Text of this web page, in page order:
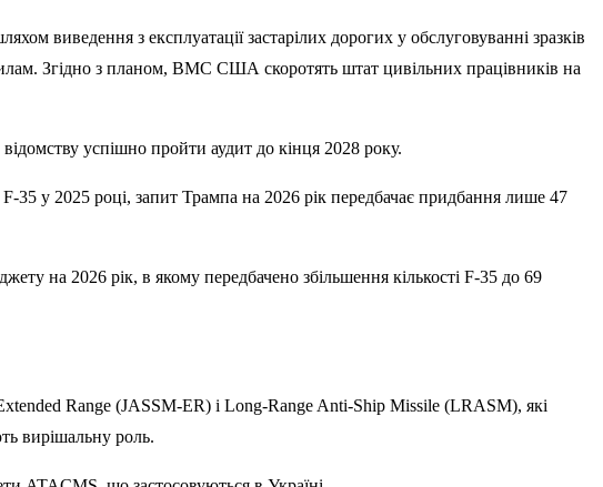
виведення з експлуатації застарілих дорогих у обслуговуванні зразків
Згідно з планом, ВМС США скоротять штат цивільних працівників на
успішно пройти аудит до кінця 2028 року.
у 2025 році, запит Трампа на 2026 рік передбачає придбання лише 47
на 2026 рік, в якому передбачено збільшення кількості F-35 до 69
Range (JASSM-ER) і Long-Range Anti-Ship Missile (LRASM), які
вирішальну роль.